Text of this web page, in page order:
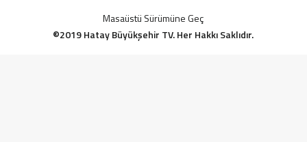
Masaüstü Sürümüne Geç
©2019 Hatay Büyükşehir TV. Her Hakkı Saklıdır.